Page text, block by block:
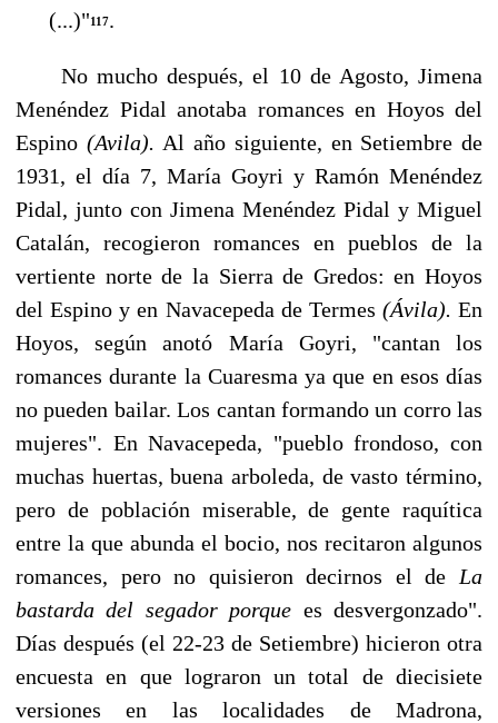
(...)"117.
No mucho después, el 10 de Agosto, Jimena
Menéndez Pidal anotaba romances en Hoyos del
Espino (Avila). Al año siguiente, en Setiembre de
1931, el día 7, María Goyri y Ramón Me­néndez
Pidal, junto con Jimena Menéndez Pidal y Miguel
Catalán, recogieron romances en pueblos de la
vertiente norte de la Sierra de Gredos: en Hoyos
del Espino y en Navacepeda de Termes (Ávila). En
Hoyos, según anotó María Goyri, "cantan los
romances durante la Cuares­ma ya que en esos días
no pueden bailar. Los cantan formando un corro las
mujeres". En Na­vacepeda, "pueblo frondoso, con
muchas huertas, buena arboleda, de vasto término,
pero de po­blación miserable, de gente raquítica
entre la que abunda el bocio, nos recitaron algunos
romances, pero no quisieron decirnos el de La
bastarda del segador porque es desvergonzado".
Días después (el 22-23 de Setiembre) hicieron otra
encuesta en que lograron un total de dieci­siete
versiones en las localidades de Madrona,